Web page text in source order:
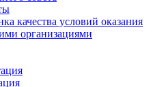
качества условий оказания
организациями